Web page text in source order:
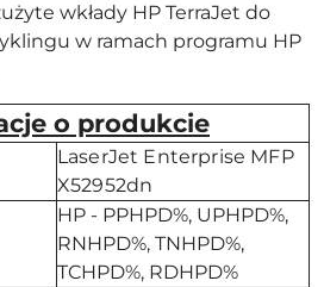
wkłady HP TerraJet do
w ramach programu HP
o produkcie
LaserJet Enterprise MFP
X52952dn
HP - PPHPD%, UPHPD%,
RNHPD%, TNHPD%,
TCHPD%, RDHPD%